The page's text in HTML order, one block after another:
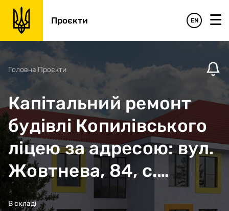
Проєкти EN
Головна Проєкти
Капітальний ремонт
будівлі Копилівського
ліцею за адресою: вул.
Жовтнева, 84, с.
Копилів
В складі